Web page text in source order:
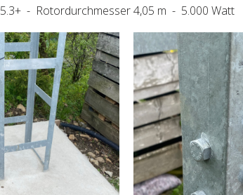
- Rotordurchmesser 4,05 m - 5.000 Watt